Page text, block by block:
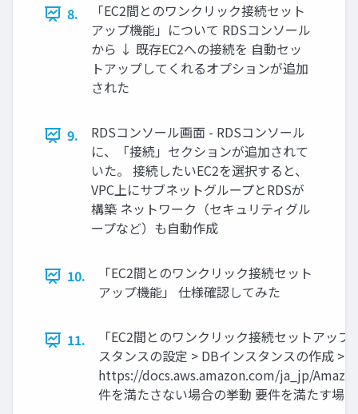
8.
「EC2間とのワンクリック接続セット
アップ機能」について RDSコンソール
から ↓ 既存EC2への接続を 自動セッ
トアップしてくれるオプションが追加
された
9.
RDSコンソール画面 - RDSコンソール
に、「接続」セクションが追加されて
いた。 接続したいEC2を選択すると、
VPC上にサブネットグループとRDSが
構築 ネットワーク（セキュリティグル
ープなど）も自動作成
10.
「EC2間とのワンクリック接続セット
アップ機能」 仕様確認してみた
11.
「EC2間とのワンクリック接続セットアッ
スタンスの設定 > DBインスタンスの作成 >
https://docs.aws.amazon.com/ja_jp/
件を満たさない場合の挙動 要件を満たす場